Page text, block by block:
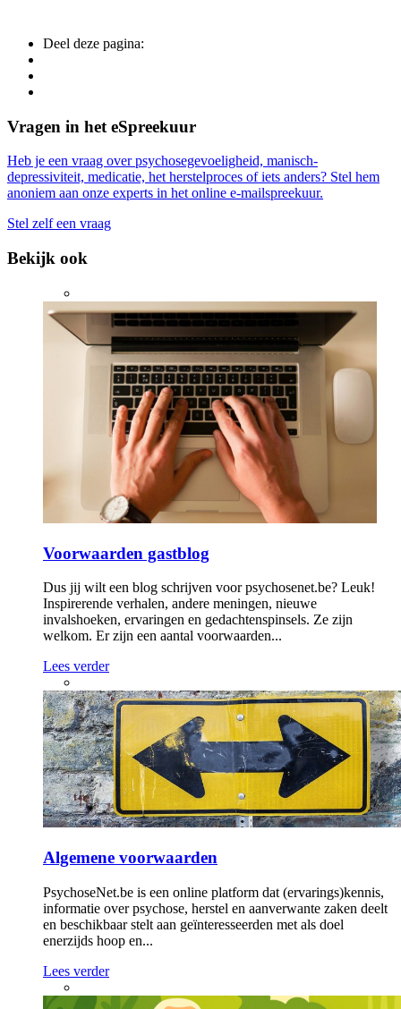
Deel deze pagina:
Side
Vragen in het eSpreekuur
Heb je een vraag over psychosegevoeligheid, manisch-
depressiviteit, medicatie, het herstelproces of iets anders? Stel hem
anoniem aan onze experts in het online e-mailspreekuur.
Stel zelf een vraag
Bekijk ook
Voorwaarden gastblog
Dus jij wilt een blog schrijven voor psychosenet.be? Leuk!
Inspirerende verhalen, andere meningen, nieuwe
invalshoeken, ervaringen en gedachtenspinsels. Ze zijn
welkom. Er zijn een aantal voorwaarden...
Lees verder
Algemene voorwaarden
PsychoseNet.be is een online platform dat (ervarings)kennis,
informatie over psychose, herstel en aanverwante zaken deelt
en beschikbaar stelt aan geïnteresseerden met als doel
enerzijds hoop en...
Lees verder